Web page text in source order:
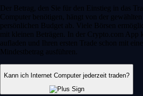
Der Betrag, den Sie für den Einstieg in das
Computer benötigen, hängt von der
persönlichen Budget ab. Viele Börsen
mit kleinen Beträgen. In der Crypto.com App
aufladen und Ihren ersten Trade schon mit
Mindestbetrag ausführen.
Kann ich Internet Computer jederzeit traden?